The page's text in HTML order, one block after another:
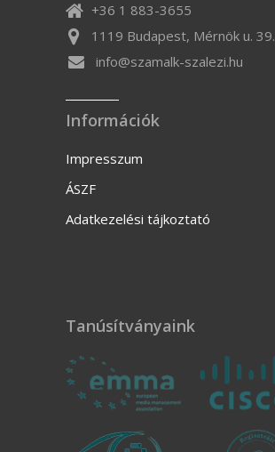
+36 1 883-3655
1119 Budapest, Mérnök u. 39.
info@szamalk-szalezi.hu
Információk
Impresszum
ÁSZF
Adatkezelési tájkoztató
Tanúsítványaink